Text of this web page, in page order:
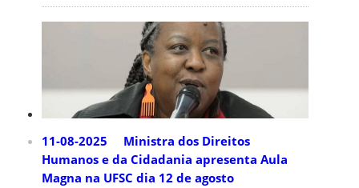
11-08-2025 Ministra dos Direitos
Humanos e da Cidadania apresenta Aula
Magna na UFSC dia 12 de agosto